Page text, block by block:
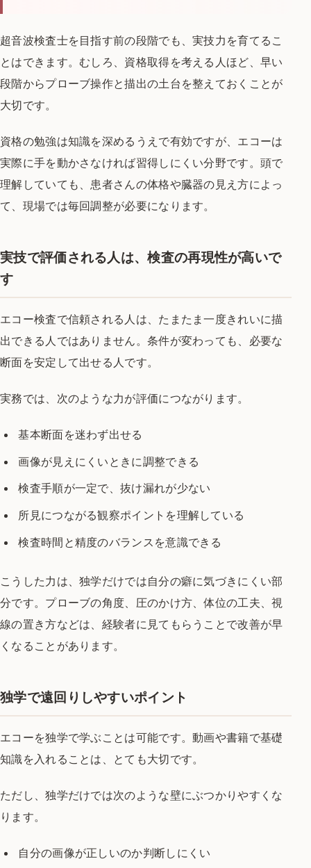
超音波検査士を目指す前の段階でも、実技力を育てるこ
とはできます。むしろ、資格取得を考える人ほど、早い
段階からプローブ操作と描出の土台を整えておくことが
大切です。
資格の勉強は知識を深めるうえで有効ですが、エコーは
実際に手を動かさなければ習得しにくい分野です。頭で
理解していても、患者さんの体格や臓器の見え方によっ
て、現場では毎回調整が必要になります。
実技で評価される人は、検査の再現性が高いで
す
エコー検査で信頼される人は、たまたま一度きれいに描
出できる人ではありません。条件が変わっても、必要な
断面を安定して出せる人です。
実務では、次のような力が評価につながります。
基本断面を迷わず出せる
画像が見えにくいときに調整できる
検査手順が一定で、抜け漏れが少ない
所見につながる観察ポイントを理解している
検査時間と精度のバランスを意識できる
こうした力は、独学だけでは自分の癖に気づきにくい部
分です。プローブの角度、圧のかけ方、体位の工夫、視
線の置き方などは、経験者に見てもらうことで改善が早
くなることがあります。
独学で遠回りしやすいポイント
エコーを独学で学ぶことは可能です。動画や書籍で基礎
知識を入れることは、とても大切です。
ただし、独学だけでは次のような壁にぶつかりやすくな
ります。
自分の画像が正しいのか判断しにくい